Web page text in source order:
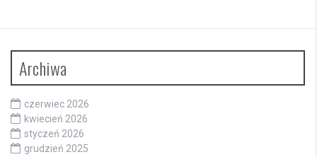
Archiwa
czerwiec 2026
kwiecień 2026
styczeń 2026
grudzień 2025